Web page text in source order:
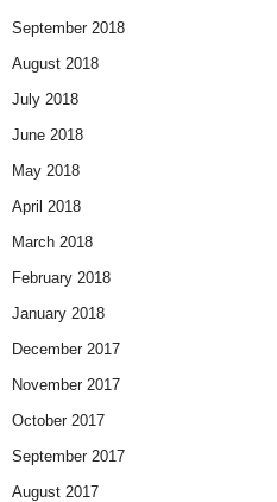
September 2018
August 2018
July 2018
June 2018
May 2018
April 2018
March 2018
February 2018
January 2018
December 2017
November 2017
October 2017
September 2017
August 2017